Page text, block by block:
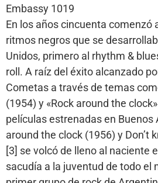
Embassy 1019
En los años cincuenta comenzó
ritmos negros que se
Unidos, primero al rhythm &
roll. A raíz del éxito alcanzado
Cometas a través de temas
(1954) y «Rock around the
películas estrenadas en Buenos
around the clock (1956) y Don’t
[3] se volcó de lleno al naciente
sacudía a la juventud de todo el